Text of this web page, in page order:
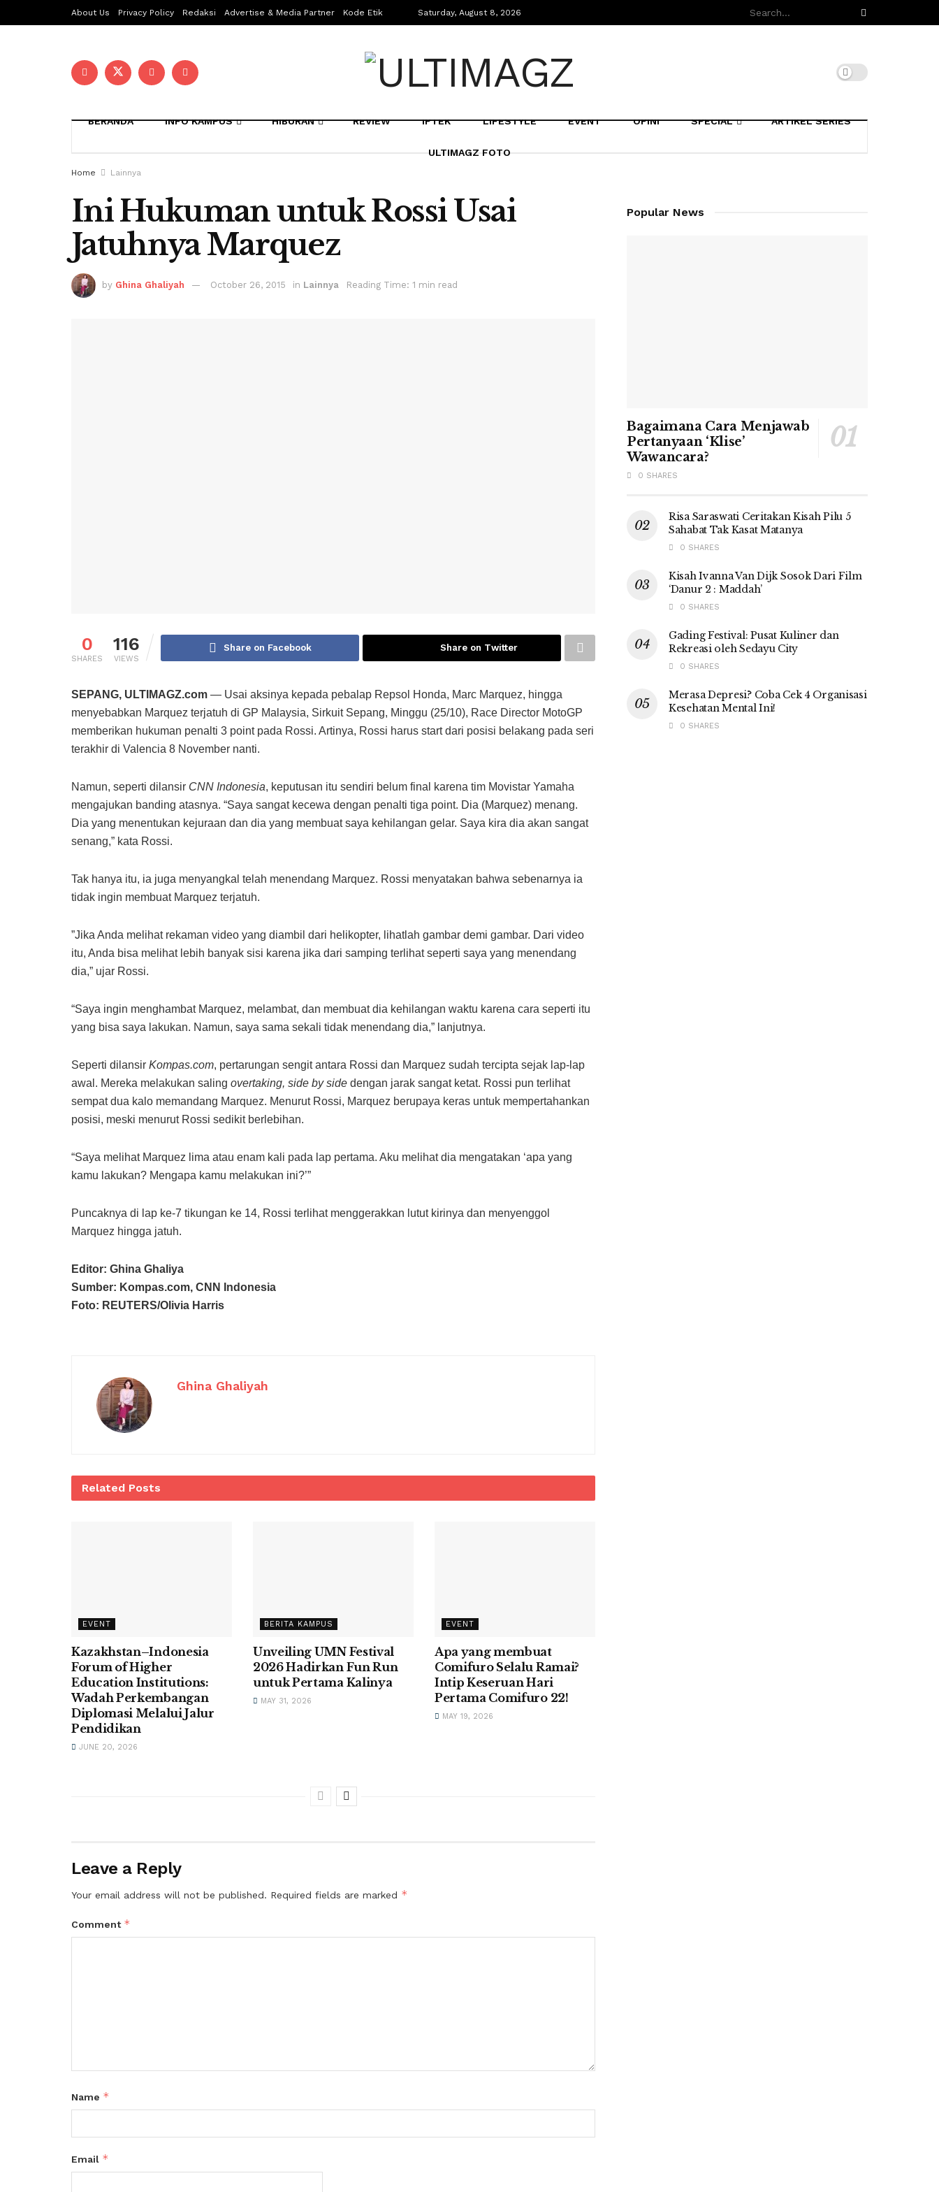
About Us Privacy Policy Redaksi Advertise & Media Partner Kode Etik Saturday, August 8, 2026
BERANDA INFO KAMPUS HIBURAN REVIEW IPTEK LIFESTYLE EVENT OPINI SPECIAL ARTIKEL SERIES
ULTIMAGZ FOTO
Home Lainnya
Ini Hukuman untuk Rossi Usai
Jatuhnya Marquez
by Ghina Ghaliyah October 26, 2015 in Lainnya Reading Time: 1 min read
0
SHARES
116
VIEWS
Share on Facebook Share on Twitter
SEPANG, ULTIMAGZ.com — Usai aksinya kepada pebalap Repsol Honda, Marc Marquez, hingga
menyebabkan Marquez terjatuh di GP Malaysia, Sirkuit Sepang, Minggu (25/10), Race Director MotoGP
memberikan hukuman penalti 3 point pada Rossi. Artinya, Rossi harus start dari posisi belakang pada seri
terakhir di Valencia 8 November nanti.
Namun, seperti dilansir CNN Indonesia, keputusan itu sendiri belum final karena tim Movistar Yamaha
mengajukan banding atasnya. “Saya sangat kecewa dengan penalti tiga point. Dia (Marquez) menang.
Dia yang menentukan kejuraan dan dia yang membuat saya kehilangan gelar. Saya kira dia akan sangat
senang,” kata Rossi.
Tak hanya itu, ia juga menyangkal telah menendang Marquez. Rossi menyatakan bahwa sebenarnya ia
tidak ingin membuat Marquez terjatuh.
”Jika Anda melihat rekaman video yang diambil dari helikopter, lihatlah gambar demi gambar. Dari video
itu, Anda bisa melihat lebih banyak sisi karena jika dari samping terlihat seperti saya yang menendang
dia,” ujar Rossi.
“Saya ingin menghambat Marquez, melambat, dan membuat dia kehilangan waktu karena cara seperti itu
yang bisa saya lakukan. Namun, saya sama sekali tidak menendang dia,” lanjutnya.
Seperti dilansir Kompas.com, pertarungan sengit antara Rossi dan Marquez sudah tercipta sejak lap-lap
awal. Mereka melakukan saling overtaking, side by side dengan jarak sangat ketat. Rossi pun terlihat
sempat dua kalo memandang Marquez. Menurut Rossi, Marquez berupaya keras untuk mempertahankan
posisi, meski menurut Rossi sedikit berlebihan.
“Saya melihat Marquez lima atau enam kali pada lap pertama. Aku melihat dia mengatakan ‘apa yang
kamu lakukan? Mengapa kamu melakukan ini?’”
Puncaknya di lap ke-7 tikungan ke 14, Rossi terlihat menggerakkan lutut kirinya dan menyenggol
Marquez hingga jatuh.
Editor: Ghina Ghaliya
Sumber: Kompas.com, CNN Indonesia
Foto: REUTERS/Olivia Harris
Ghina Ghaliyah
Related Posts
EVENT
Kazakhstan–Indonesia
Forum of Higher
Education Institutions:
Wadah Perkembangan
Diplomasi Melalui Jalur
Pendidikan
JUNE 20, 2026
BERITA KAMPUS
Unveiling UMN Festival
2026 Hadirkan Fun Run
untuk Pertama Kalinya
MAY 31, 2026
EVENT
Apa yang membuat
Comifuro Selalu Ramai?
Intip Keseruan Hari
Pertama Comifuro 22!
MAY 19, 2026
Leave a Reply
Your email address will not be published. Required fields are marked *
Comment *
Name *
Email *
Popular News
Bagaimana Cara Menjawab
Pertanyaan ‘Klise’
Wawancara?
0 SHARES
Risa Saraswati Ceritakan Kisah Pilu 5
Sahabat Tak Kasat Matanya
0 SHARES
Kisah Ivanna Van Dijk Sosok Dari Film
‘Danur 2 : Maddah’
0 SHARES
Gading Festival: Pusat Kuliner dan
Rekreasi oleh Sedayu City
0 SHARES
Merasa Depresi? Coba Cek 4 Organisasi
Kesehatan Mental Ini!
0 SHARES